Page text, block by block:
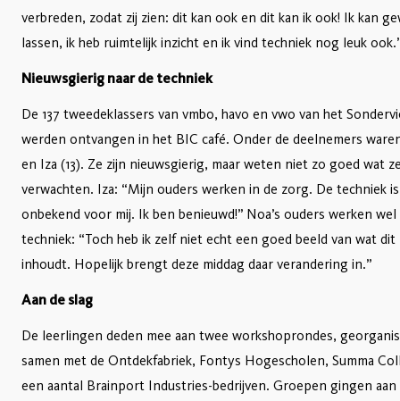
verbreden, zodat zij zien: dit kan ook en dit kan ik ook! Ik kan
lassen, ik heb ruimtelijk inzicht en ik vind techniek nog leuk
Nieuwsgierig naar de techniek
De 137 tweedeklassers van vmbo, havo en vwo van het
werden ontvangen in het BIC café. Onder de deelnemers
en Iza (13). Ze zijn nieuwsgierig, maar weten niet zo goed wat
verwachten. Iza: “Mijn ouders werken in de zorg. De techniek
onbekend voor mij. Ik ben benieuwd!” Noa’s ouders werken wel
techniek: “Toch heb ik zelf niet echt een goed beeld van wat dit
inhoudt. Hopelijk brengt deze middag daar verandering in.”
Aan de slag
De leerlingen deden mee aan twee workshoprondes,
samen met de Ontdekfabriek, Fontys Hogescholen, Summa
een aantal Brainport Industries-bedrijven. Groepen gingen aan